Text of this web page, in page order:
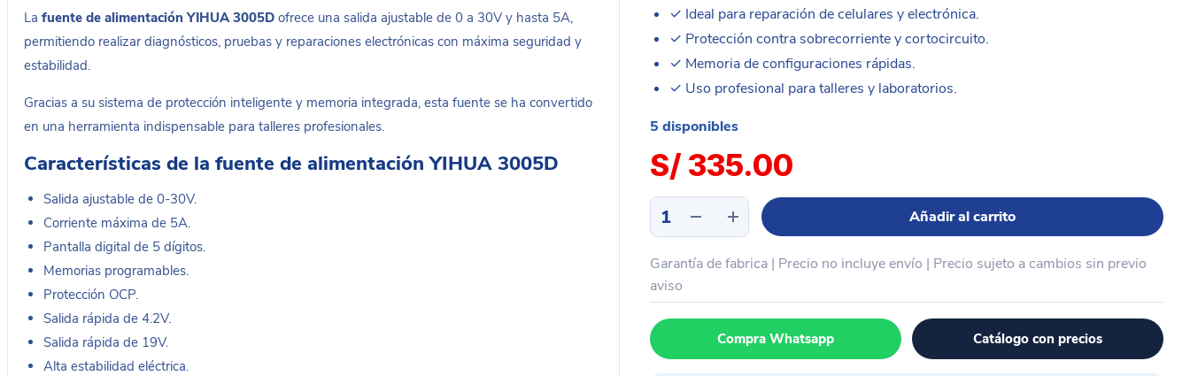
✓ Ideal para reparación de celulares y electrónica.
✓ Protección contra sobrecorriente y cortocircuito.
✓ Memoria de configuraciones rápidas.
✓ Uso profesional para talleres y laboratorios.
5 disponibles
S/335.00
Fuente
poder
5
dígitos
30v
5a
YIHUA
3005D
Añadir al carrito
Garantía de fabrica | Precio no incluye envío | Precio sujeto a cambios sin previo
aviso
Compra Whatsapp Catálogo con precios
La fuente de alimentación YIHUA 3005D ofrece una salida ajustable de 0 a 30V y hasta 5A,
permitiendo realizar diagnósticos, pruebas y reparaciones electrónicas con máxima seguridad y
estabilidad.
Gracias a su sistema de protección inteligente y memoria integrada, esta fuente se ha convertido
en una herramienta indispensable para talleres profesionales.
Características de la fuente de alimentación YIHUA 3005D
Salida ajustable de 0-30V.
Corriente máxima de 5A.
Pantalla digital de 5 dígitos.
Memorias programables.
Protección OCP.
Salida rápida de 4.2V.
Salida rápida de 19V.
Alta estabilidad eléctrica.